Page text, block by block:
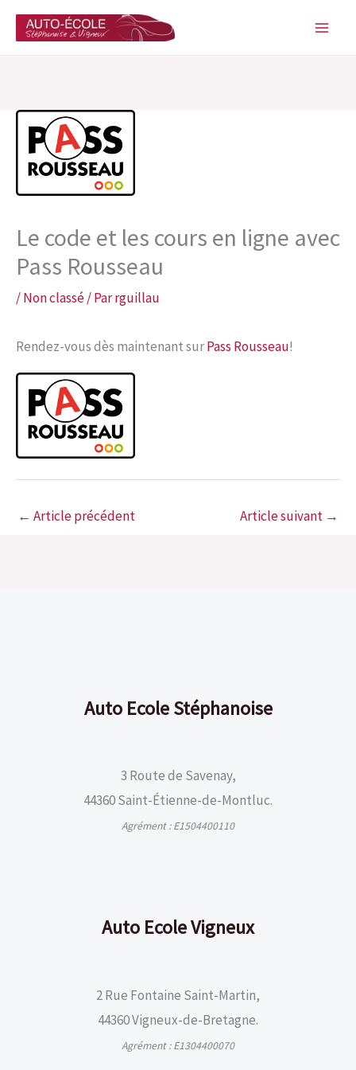
Aller
Le code et les cours en ligne avec
Pass Rousseau
/Non classé/ Parrguillau
Rendez-vous dès maintenant surPass Rousseau!
← Article précédent Article suivant →
Auto Ecole Stéphanoise
3 Route de Savenay,
44360 Saint-Étienne-de-Montluc.
Agrément : E1504400110
Auto Ecole Vigneux
2 Rue Fontaine Saint-Martin,
44360 Vigneux-de-Bretagne.
Agrément : E1304400070